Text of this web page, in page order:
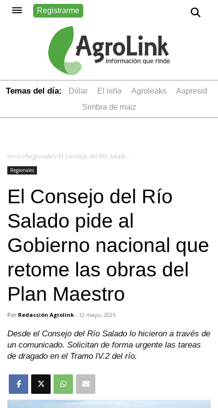
Registrarme
Temas del día: dólar el niño Agroleaks
aapresid
simbra de maiz
Inicio>Regionales> El Consejo del Río Salado pide al Gobierno nacional que retome las obras del Plan Maestro
Regionales
El Consejo del Río
Salado pide al
Gobierno nacional que
retome las obras del
Plan Maestro
Por Redacción Agrolink - 12 mayo, 2025
Desde el Consejo del Río Salado lo hicieron a través de
un comunicado. Solicitan de forma urgente las tareas
de dragado en el Tramo IV.2 del río.